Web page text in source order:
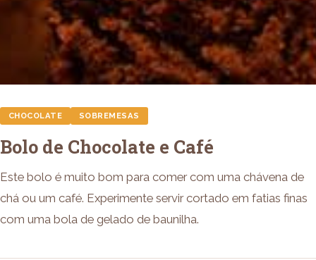
CHOCOLATE SOBREMESAS
Bolo de Chocolate e Café
Este bolo é muito bom para comer com uma chávena de
chá ou um café. Experimente servir cortado em fatias finas
com uma bola de gelado de baunilha.